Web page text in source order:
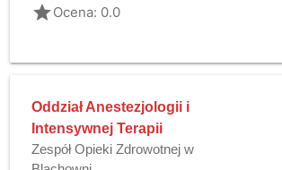
gradeOcena: 0.0
Oddział Anestezjologii i
Intensywnej Terapii
Zespół Opieki Zdrowotnej w